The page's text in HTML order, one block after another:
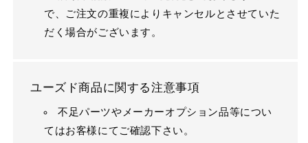
で、ご注文の重複によりキャンセルとさせていた
だく場合がございます。
ユーズド商品に関する注意事項
不足パーツやメーカーオプション品等につい
てはお客様にてご確認下さい。